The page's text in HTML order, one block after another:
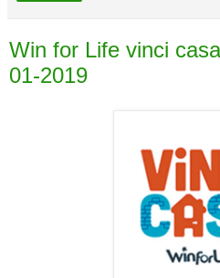
Win for Life vinci
01-2019